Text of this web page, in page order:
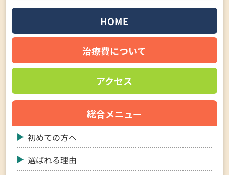
HOME
治療費について
アクセス
総合メニュー
初めての方へ
選ばれる理由